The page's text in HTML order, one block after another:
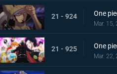
21 - 924
Mar. 15,
21 - 925
Mar. 22,